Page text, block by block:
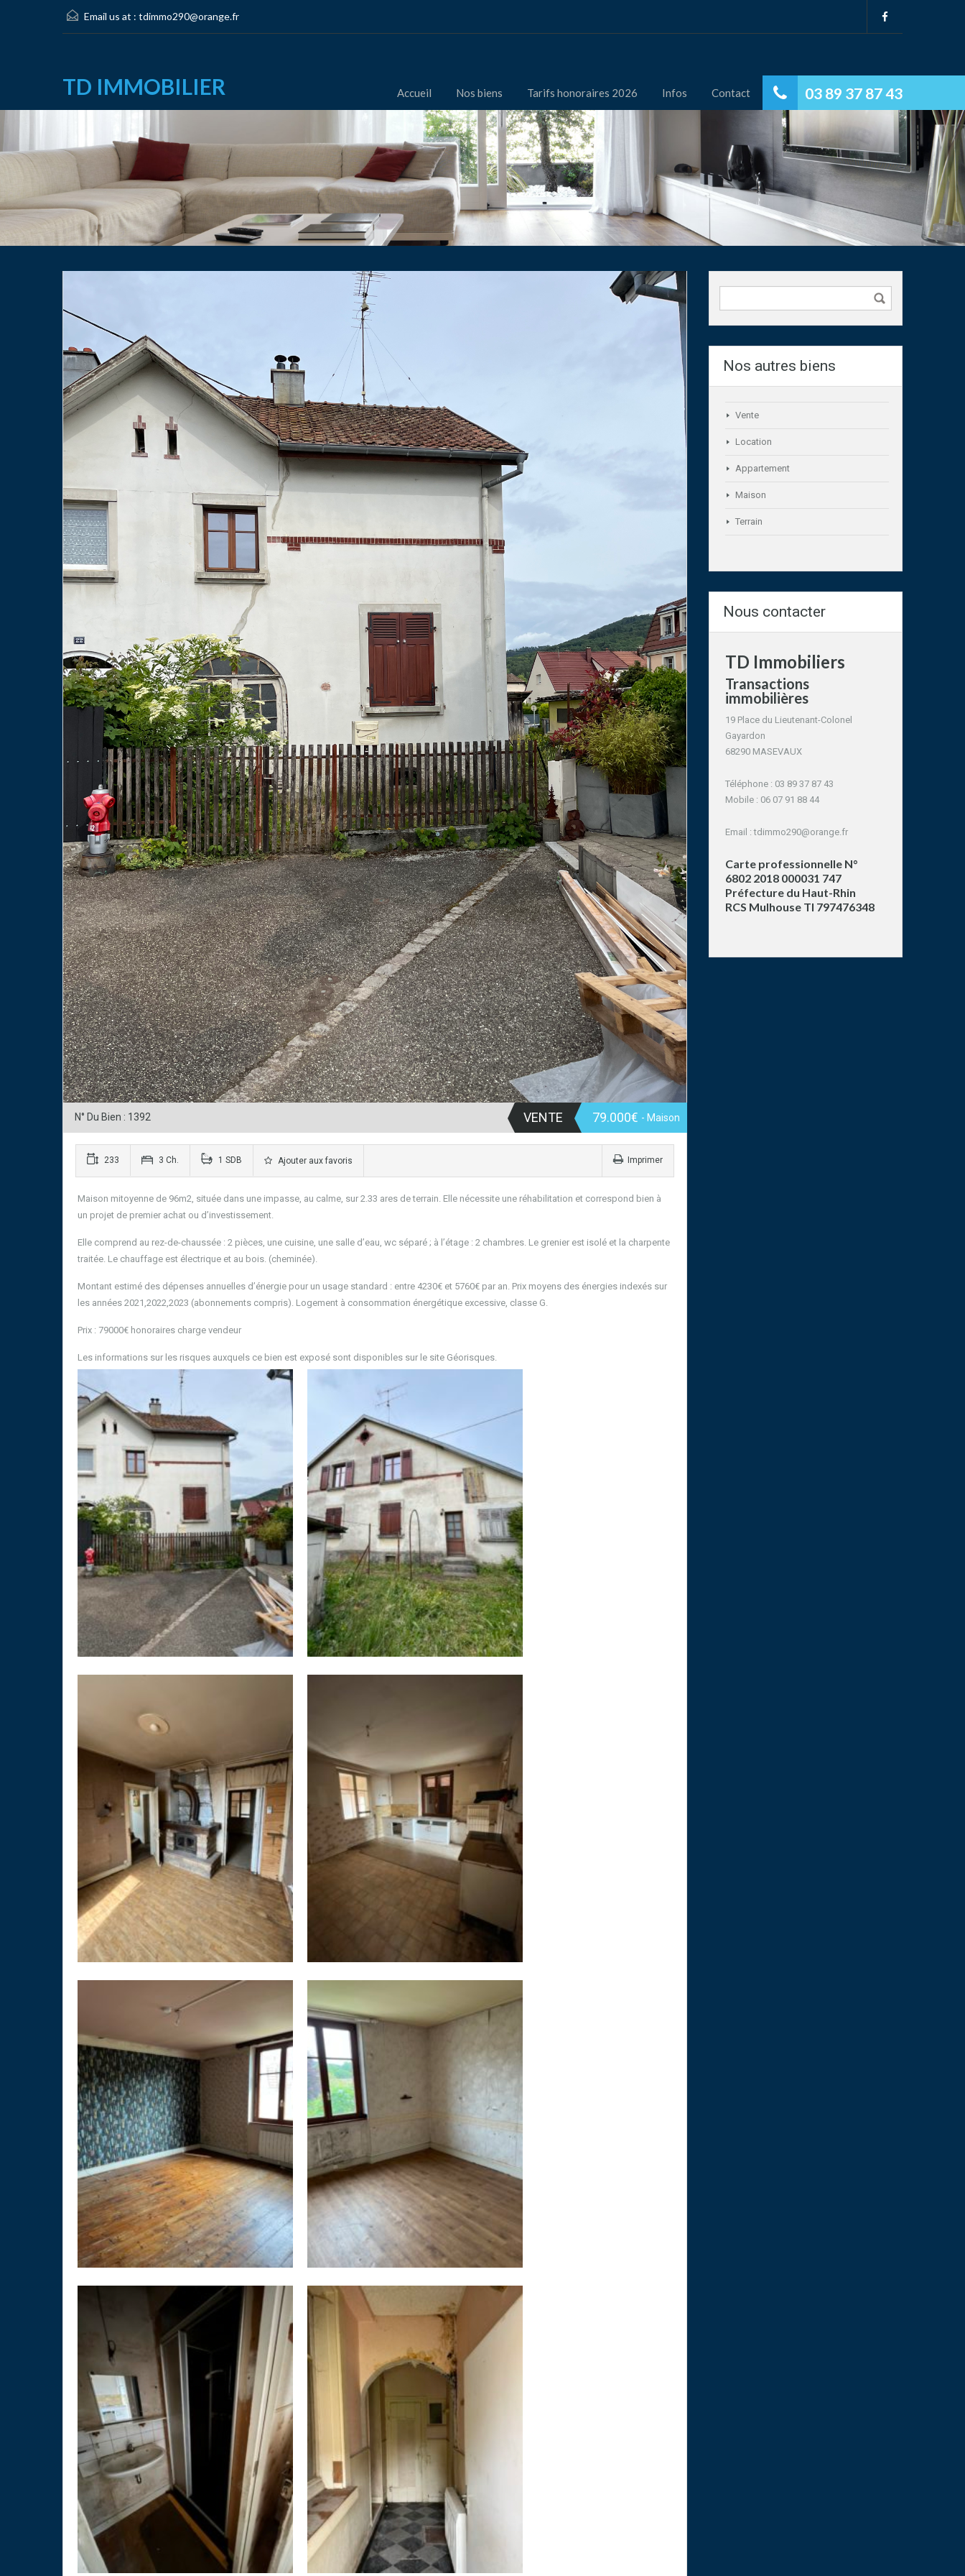
Email us at : tdimmo290@orange.fr
TD IMMOBILIER 03 89 37 87 43
Accueil Nos biens Tarifs honoraires 2026 Infos Contact
N° Du Bien : 1392 VENTE 79.000€ - Maison
233 3 Ch. 1 SDB Ajouter aux favoris Imprimer
Maison mitoyenne de 96m2, située dans une impasse, au calme, sur 2.33 ares de terrain. Elle nécessite une réhabilitation et correspond bien à
un projet de premier achat ou d’investissement.
Elle comprend au rez-de-chaussée : 2 pièces, une cuisine, une salle d’eau, wc séparé ; à l’étage : 2 chambres. Le grenier est isolé et la charpente
traitée. Le chauffage est électrique et au bois. (cheminée).
Montant estimé des dépenses annuelles d’énergie pour un usage standard : entre 4230€ et 5760€ par an. Prix moyens des énergies indexés sur
les années 2021,2022,2023 (abonnements compris). Logement à consommation énergétique excessive, classe G.
Prix : 79000€ honoraires charge vendeur
Les informations sur les risques auxquels ce bien est exposé sont disponibles sur le site Géorisques.
Nos autres biens
Vente
Location
Appartement
Maison
Terrain
Nous contacter
TD Immobiliers
Transactions
immobilières
19 Place du Lieutenant-Colonel
Gayardon
68290 MASEVAUX
Téléphone : 03 89 37 87 43
Mobile : 06 07 91 88 44
Email :tdimmo290@orange.fr
Carte professionnelle N°
6802 2018 000031 747
Préfecture du Haut-Rhin
RCS Mulhouse TI 797476348